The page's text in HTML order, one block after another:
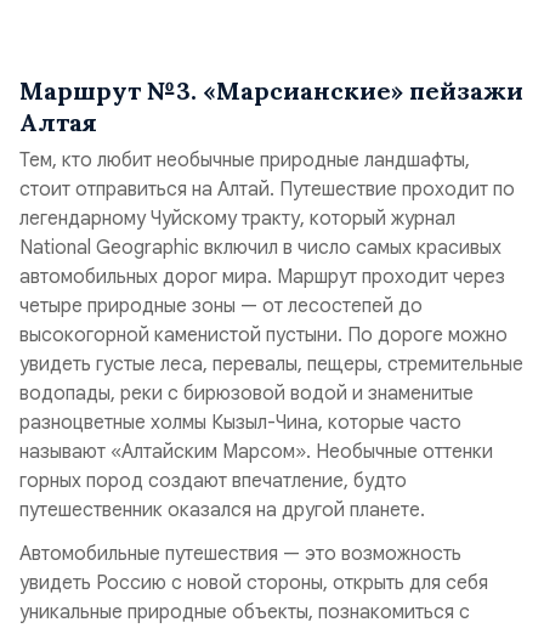
Маршрут №3. «Марсианские» пейзажи
Алтая
Тем, кто любит необычные природные ландшафты,
стоит отправиться на Алтай. Путешествие проходит по
легендарному Чуйскому тракту, который журнал
National Geographic включил в число самых красивых
автомобильных дорог мира. Маршрут проходит через
четыре природные зоны — от лесостепей до
высокогорной каменистой пустыни. По дороге можно
увидеть густые леса, перевалы, пещеры, стремительные
водопады, реки с бирюзовой водой и знаменитые
разноцветные холмы Кызыл-Чина, которые часто
называют «Алтайским Марсом». Необычные оттенки
горных пород создают впечатление, будто
путешественник оказался на другой планете.
Автомобильные путешествия — это возможность
увидеть Россию с новой стороны, открыть для себя
уникальные природные объекты, познакомиться с